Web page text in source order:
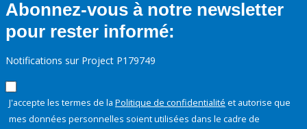
Abonnez-vous à notre newsletter
pour rester informé:
Notifications sur Project P179749
J'accepte les termes de la Politique de confidentialité et autorise que
mes données personnelles soient utilisées dans le cadre de